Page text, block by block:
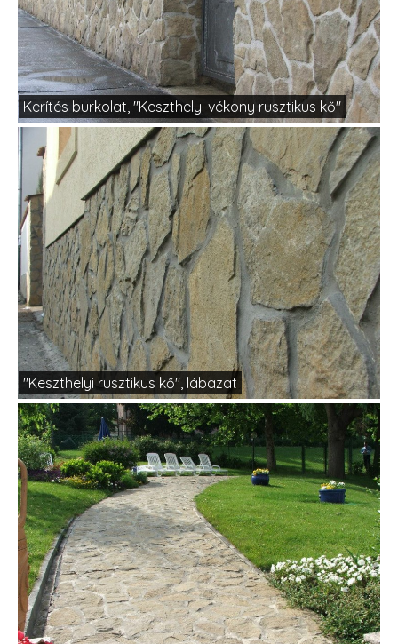
Kerítés burkolat, "Keszthelyi vékony rusztikus kő"
"Keszthelyi rusztikus kő", lábazat